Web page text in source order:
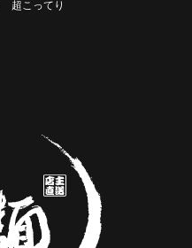
超こってり